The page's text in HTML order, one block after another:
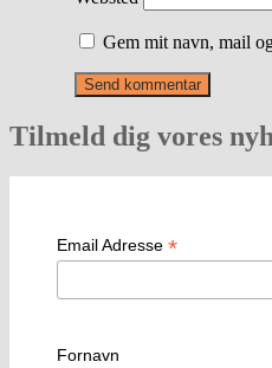
Gem mit navn, mail
Tilmeld dig vores
Email Adresse *
Fornavn